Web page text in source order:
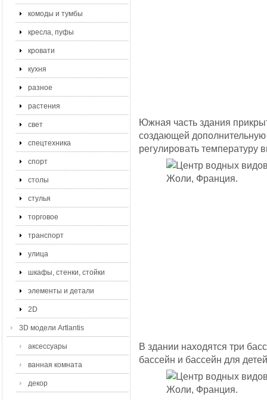
комоды и тумбы
кресла, пуфы
кровати
кухня
разное
растения
свет
спецтехника
спорт
столы
стулья
торговое
транспорт
улица
шкафы, стенки, стойки
элементы и детали
2D
3D модели Artlantis
аксессуары
ванная комната
декор
Южная часть здания
создающей
регулировать температуру
В здании находятся три
бассейн и бассейн для